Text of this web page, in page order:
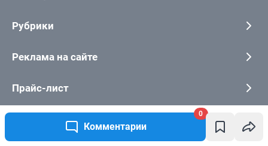
Комментарии
0
Рубрики
Реклама на сайте
Прайс-лист
Техподдержка